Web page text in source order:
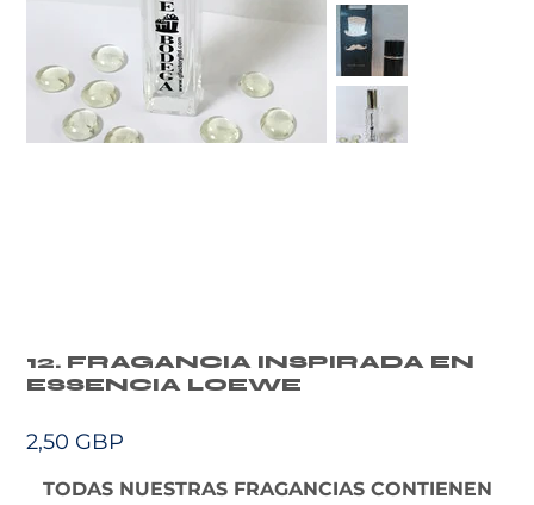
12. FRAGANCIA INSPIRADA EN
ESSENCIA LOEWE
2,50 GBP
TODAS NUESTRAS FRAGANCIAS CONTIENEN